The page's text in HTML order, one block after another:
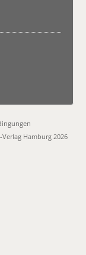
Verlag Hamburg 2026